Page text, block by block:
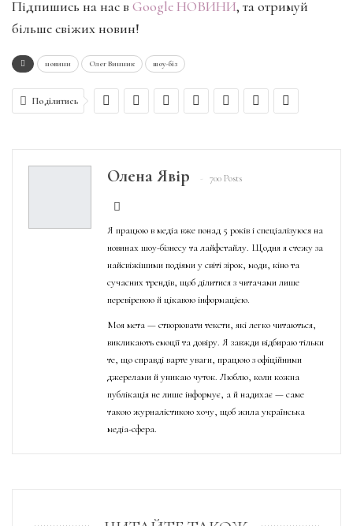
Підпишись на нас в Google НОВИНИ, та отримуй
більше свіжих новин!
новини Олег Винник шоу-біз
Поділитись
Олена Явір 700 Posts
Я працюю в медіа вже понад 5 років і спеціалізуюся на
новинах шоу-бізнесу та лайфстайлу. Щодня я стежу за
найсвіжішими подіями у світі зірок, моди, кіно та
сучасних трендів, щоб ділитися з читачами лише
перевіреною й цікавою інформацією.
Моя мета — створювати тексти, які легко читаються,
викликають емоції та довіру. Я завжди відбираю тільки
те, що справді варте уваги, працюю з офіційними
джерелами й уникаю чуток. Люблю, коли кожна
публікація не лише інформує, а й надихає — саме
такою журналістикою хочу, щоб жила українська
медіа-сфера.